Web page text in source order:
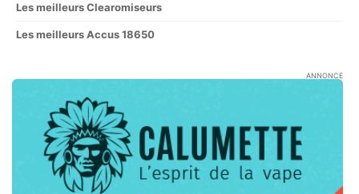
Les meilleurs Clearomiseurs
Les meilleurs Accus 18650
ANNONCE